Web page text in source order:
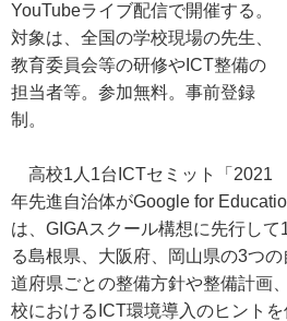
YouTubeライブ配信で開催する。
対象は、全国の学校現場の先生、
教育委員会等の研修やICT整備の
担当者等。参加無料。事前登録
制。
高校1人1台ICTセミット「2021
年先進自治体がGoogle for
は、GIGAスクール構想に先行し
る島根県、大阪府、岡山県の3つ
道府県ごとの整備方針や整備計画
校におけるICT環境導入のヒントを